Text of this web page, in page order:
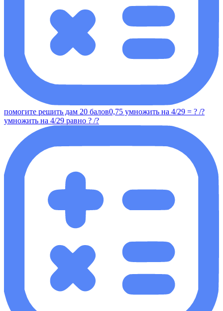
помогите решить дам 20 балов0,75 умножить на 4/29 = ? /?
умножить на 4/29 равно ? /?